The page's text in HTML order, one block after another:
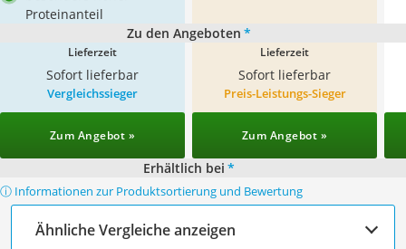
Proteinanteil
Zu den Angeboten *
Lieferzeit
Sofort lieferbar
Lieferzeit
Sofort lieferbar
Vergleichssieger
Zum Angebot »
Preis-Leistungs-Sieger
Zum Angebot »
Erhältlich bei *
ⓘ Informationen zur Produktsortierung und Bewertung
Ähnliche Vergleiche anzeigen